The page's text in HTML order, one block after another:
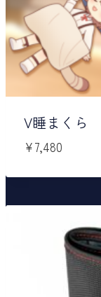
V睡まくら
¥7,480